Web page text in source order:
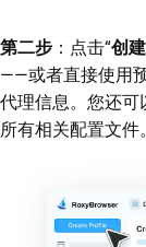
第二步 ：点击“创
——或者直接使用
代理信息。您还可
所有相关配置文件。